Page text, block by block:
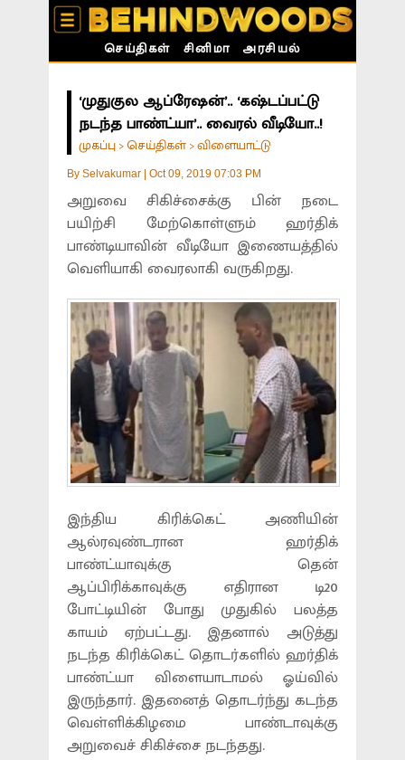
செய்திகள் சினிமா அரசியல்
‘முதுகுல ஆப்ரேஷன்’.. ‘கஷ்டப்பட்டு
நடந்த பாண்ட்யா’.. வைரல் வீடியோ..!
முகப்பு >செய்திகள் >விளையாட்டு
By Selvakumar Oct 09, 2019 07:03 PM
அறுவை சிகிச்சைக்கு பின் நடை
பயிற்சி மேற்கொள்ளும் ஹர்திக்
பாண்டியாவின் வீடியோ இணையத்தில்
வெளியாகி வைரலாகி வருகிறது.
இந்திய கிரிக்கெட் அணியின்
ஆல்ரவுண்டரான ஹர்திக்
பாண்ட்யாவுக்கு தென்
ஆப்பிரிக்காவுக்கு எதிரான டி20
போட்டியின் போது முதுகில் பலத்த
காயம் ஏற்பட்டது. இதனால் அடுத்து
நடந்த கிரிக்கெட் தொடர்களில் ஹர்திக்
பாண்ட்யா விளையாடாமல் ஓய்வில்
இருந்தார். இதனைத் தொடர்ந்து கடந்த
வெள்ளிக்கிழமை பாண்டாவுக்கு
அறுவைச் சிகிச்சை நடந்தது.